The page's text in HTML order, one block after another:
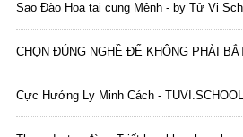
Sao Đào Hoa tại cung Mệnh - by Tử Vi
CHỌN ĐÚNG NGHỀ ĐỂ KHÔNG PHẢI
Cực Hướng Ly Minh Cách - TUVI.SCHOOL